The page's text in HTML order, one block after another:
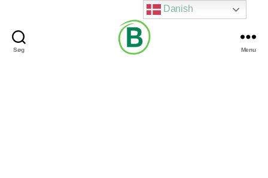
Søg Menu
Danish